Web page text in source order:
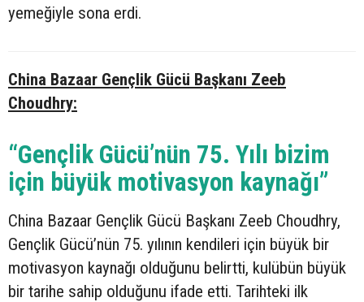
yemeğiyle sona erdi.
China Bazaar Gençlik Gücü Başkanı Zeeb
Choudhry:
“Gençlik Gücü’nün 75. Yılı bizim
için büyük motivasyon kaynağı”
China Bazaar Gençlik Gücü Başkanı Zeeb Choudhry,
Gençlik Gücü’nün 75. yılının kendileri için büyük bir
motivasyon kaynağı olduğunu belirtti, kulübün büyük
bir tarihe sahip olduğunu ifade etti. Tarihteki ilk